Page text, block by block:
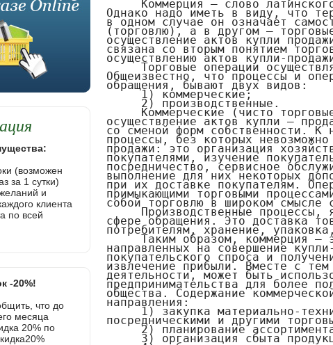
(возможен
за 1 сутки)
и
клиента
по всей
-20%!
что до
месяца
20% по